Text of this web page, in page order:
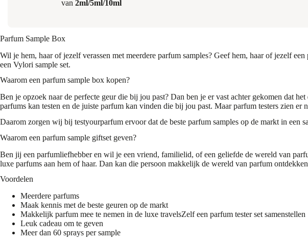
van2ml/5ml/10ml
Parfum Sample Box
Wil je hem, haar of jezelf verassen met meerdere parfum samples? Geef hem, haar of jezelf
een Vylori sample set.
Waarom een parfum sample box kopen?
Ben je opzoek naar de perfecte geur die bij jou past? Dan ben je er vast achter gekomen dat
parfums kan testen en de juiste parfum kan vinden die bij jou past. Maar parfum testers zien
Daarom zorgen wij bij testyourparfum ervoor dat de beste parfum samples op de markt in een
Waarom een parfum sample giftset geven?
Ben jij een parfumliefhebber en wil je een vriend, familielid, of een geliefde de wereld van
luxe parfums aan hem of haar. Dan kan die persoon makkelijk de wereld van parfum
Voordelen
Meerdere parfums
Maak kennis met de beste geuren op de markt
Makkelijk parfum mee te nemen in de luxe travelsZelf een parfum tester set samenstellen
Leuk cadeau om te geven
Meer dan 60 sprays per sample